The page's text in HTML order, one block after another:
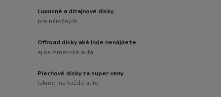
Luxusné a dizajnové disky
pre náročných
Offroad disky aké inde nenájdete
aj na Americké autá
Plechové disky za super ceny
takmer na každé auto